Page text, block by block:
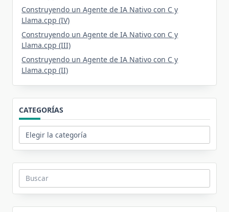
Construyendo un Agente de IA Nativo con C y
Llama.cpp (IV)
Construyendo un Agente de IA Nativo con C y
Llama.cpp (III)
Construyendo un Agente de IA Nativo con C y
Llama.cpp (II)
CATEGORÍAS
Categorías
Buscar: